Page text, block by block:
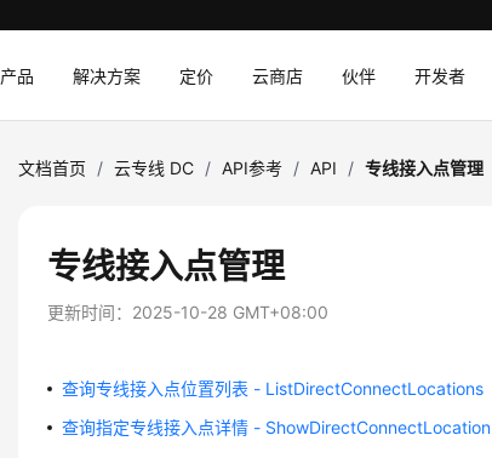
产品 解决方案 定价 云商店 伙伴 开发者
文档首页 / 云专线 DC / API参考 / API / 专线接入点管理
专线接入点管理
更新时间： 2025-10-28 GMT+08:00
查询专线接入点位置列表 - ListDirectConnectLocations
查询指定专线接入点详情 - ShowDirectConnectLocation